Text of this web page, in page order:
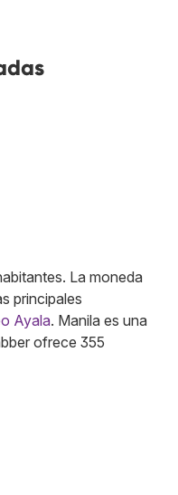
La moneda
principales
Ayala. Manila es una
ofrece 355